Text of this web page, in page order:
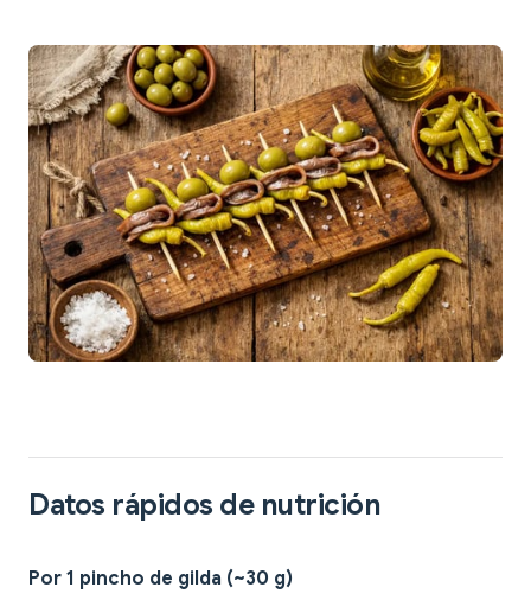
Datos rápidos de nutrición
Por 1 pincho de gilda (~30 g)